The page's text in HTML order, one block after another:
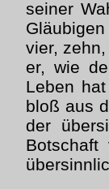
seiner
vier,
er, wie
Leben
bloß aus
der